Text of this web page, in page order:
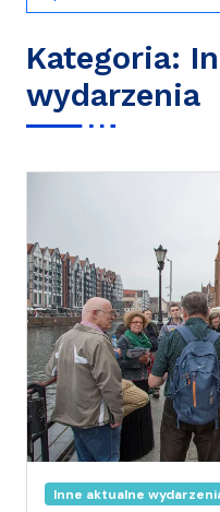
Kategoria:
wydarzenia
Inne aktualne